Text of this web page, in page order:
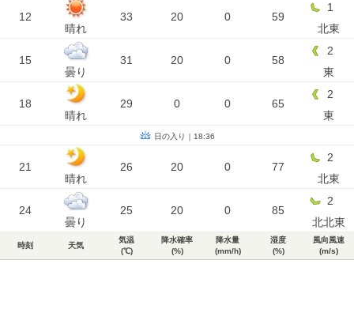
12
晴れ
33 20 0 59
1
北東
15
曇り
31 20 0 58
2
東
18
晴れ
29 0 0 65
2
東
日の入り｜18:36
21
晴れ
26 20 0 77
2
北東
24
曇り
25 20 0 85
2
北北東
時刻 天気
気温
(℃)
降水確率
(%)
降水量
(mm/h)
湿度
(%)
風向風速
(m/s)